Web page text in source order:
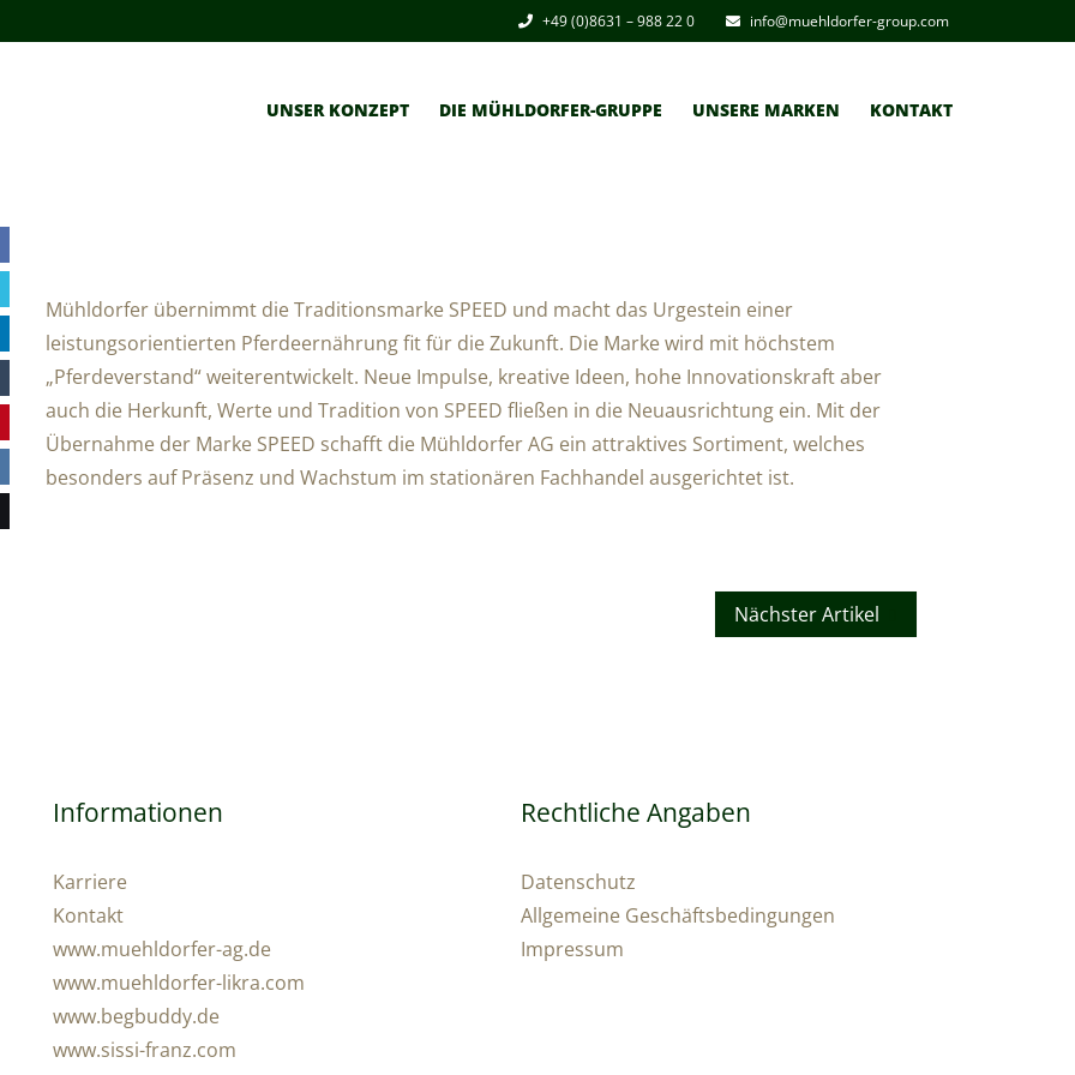
+49 (0)8631 – 988 22 0 info@muehldorfer-group.com
UNSER KONZEPT DIE MÜHLDORFER-GRUPPE UNSERE MARKEN KONTAKT
Mühldorfer übernimmt die Traditionsmarke SPEED und macht das Urgestein einer
leistungsorientierten Pferdeernährung fit für die Zukunft. Die Marke wird mit höchstem
„Pferdeverstand“ weiterentwickelt. Neue Impulse, kreative Ideen, hohe Innovationskraft aber
auch die Herkunft, Werte und Tradition von SPEED fließen in die Neuausrichtung ein. Mit der
Übernahme der Marke SPEED schafft die Mühldorfer AG ein attraktives Sortiment, welches
besonders auf Präsenz und Wachstum im stationären Fachhandel ausgerichtet ist.
Nächster Artikel
Informationen
Karriere
Kontakt
www.muehldorfer-ag.de
www.muehldorfer-likra.com
www.begbuddy.de
www.sissi-franz.com
Rechtliche Angaben
Datenschutz
Allgemeine Geschäftsbedingungen
Impressum